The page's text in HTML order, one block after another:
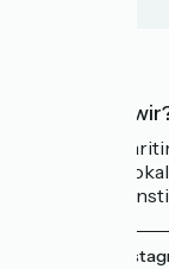
Wer sind
Die
Netzwerk